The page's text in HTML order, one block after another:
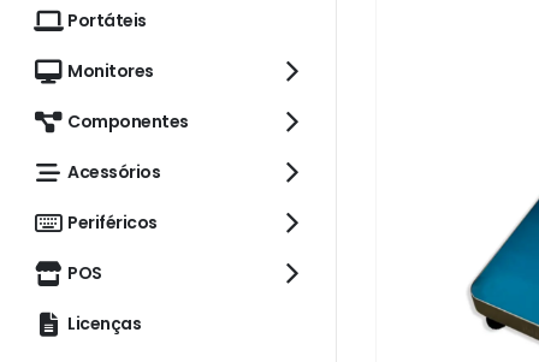
Portáteis
Monitores
Componentes
Acessórios
Periféricos
POS
Licenças